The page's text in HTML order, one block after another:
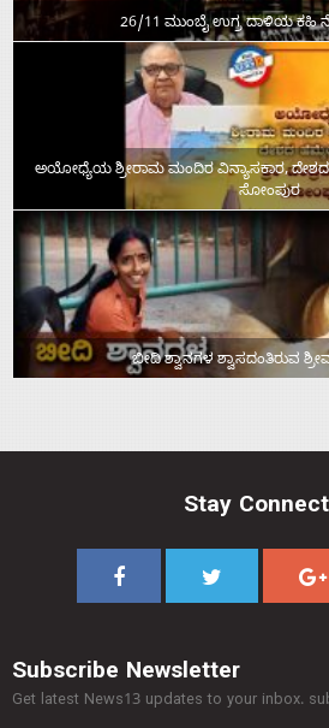
26/11 ಮುಂಬೈ ಉಗ್ರ ದಾಳಿಯ ಕಹಿ
ಅಯೋಧ್ಯೆಯ ಶ್ರೀರಾಮ ಮಂದಿರ ವಿನ್ಯಾಸಕಾರ, ದೇಶದ
ಸೋಂಪುರ
ಬೀದಿ ಶ್ವಾನಗಳ ಶ್ವಾಸದಂತಿರುವ
Stay
Subscribe Newsletter
Get latest News13 updates to your inbox.